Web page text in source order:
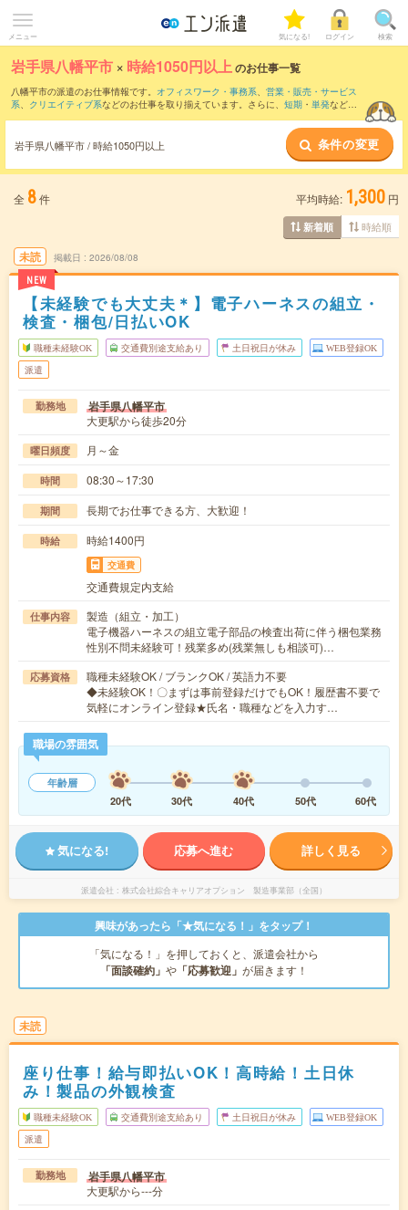
メニュー 気になる! ログイン 検索
岩手県八幡平市 × 時給1050円以上のお仕事一覧
八幡平市の派遣のお仕事情報です。 オフィスワーク・事務系、 営業・販売・サービス
系、 クリエイティブ系などのお仕事を取り揃えています。さらに、 短期 ・ 単発などの
岩手県八幡平市 / 時給1050円以上 条件の変更
全 8件 平均時給: 1,300 円
新着順 時給順
未読
NEW
掲載日 2026/08/08
【未経験でも大丈夫＊】電子ハーネスの組立・
検査・梱包/日払いOK
職種未経験OK 交通費別途支給あり 土日祝日が休み WEB登録OK
派遣
勤務地 岩手県八幡平市
大更駅から徒歩20分
曜日頻度 月～金
時間 08:30～17:30
期間 長期でお仕事できる方、大歓迎！
時給 時給1400円
交通費
交通費規定内支給
仕事内容
製造（組立・加工）
電子機器ハーネスの組立電子部品の検査出荷に伴う梱包業務
性別不問未経験可！残業多め(残業無しも相談可)…
応募資格
職種未経験OK / ブランクOK / 英語力不要
◆未経験OK！〇まずは事前登録だけでもOK！履歴書不要で
気軽にオンライン登録★氏名・職種などを入力す…
職場の雰囲気
年齢層
20代
30代 40代 50代 60代
気になる! 応募へ進む 詳しく見る
派遣会社 株式会社綜合キャリアオプション 製造事業部（全国）
興味があったら「★気になる！」をタップ！
「気になる！」を押しておくと、派遣会社から
「面談確約」 や 「応募歓迎」 が届きます！
未読
座り仕事！給与即払いOK！高時給！土日休
み！製品の外観検査
職種未経験OK 交通費別途支給あり 土日祝日が休み WEB登録OK
派遣
勤務地 岩手県八幡平市
大更駅から---分